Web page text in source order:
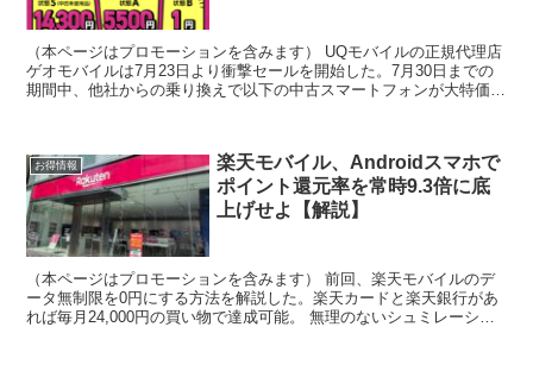
（本ページはプロモーションを含みます） UQモバイルの正規代理店
ゲオモバイルは7月23日より衝撃セールを開始した。7月30日までの
期間中、他社からの乗り換えで以下の中古スマートフォンが大特価。
お得情報
楽天モバイル、Androidスマホで
ポイント還元率を常時9.3倍に底
上げせよ【解説】
（本ページはプロモーションを含みます） 前回、楽天モバイルのデ
ータ無制限を0円にする方法を解説した。楽天カードと楽天銀行があ
れば毎月24,000円の買い物で達成可能。 無理のないシュミレーショ